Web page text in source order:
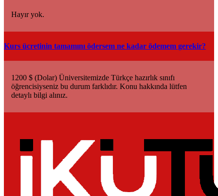
Hayır yok.
Kurs ücretinin tamamını ödersem ne kadar ödemem gerekir?
1200 $ (Dolar) Üniversitemizde Türkçe hazırlık sınıfı
öğrencisiyseniz bu durum farklıdır. Konu hakkında lütfen
detaylı bilgi alınız.